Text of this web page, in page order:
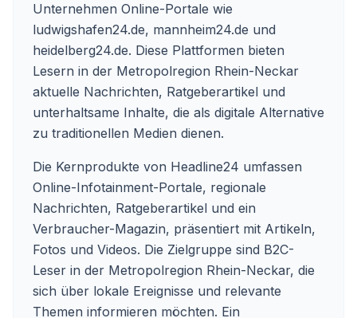
Unternehmen Online-Portale wie
ludwigshafen24.de, mannheim24.de und
heidelberg24.de. Diese Plattformen bieten
Lesern in der Metropolregion Rhein-Neckar
aktuelle Nachrichten, Ratgeberartikel und
unterhaltsame Inhalte, die als digitale Alternative
zu traditionellen Medien dienen.
Die Kernprodukte von Headline24 umfassen
Online-Infotainment-Portale, regionale
Nachrichten, Ratgeberartikel und ein
Verbraucher-Magazin, präsentiert mit Artikeln,
Fotos und Videos. Die Zielgruppe sind B2C-
Leser in der Metropolregion Rhein-Neckar, die
sich über lokale Ereignisse und relevante
Themen informieren möchten. Ein